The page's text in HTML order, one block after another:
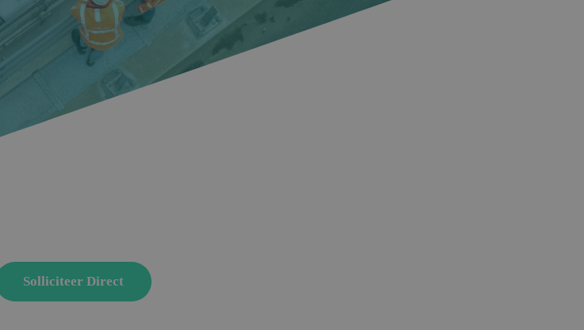
Solliciteer Direct